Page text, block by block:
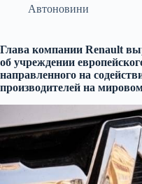
Автоновини
Глава компании Renault
об учреждении
направленного на
производителей на